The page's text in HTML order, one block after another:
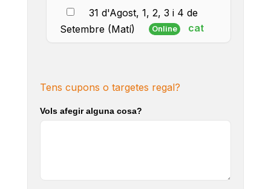
31 d'Agost, 1, 2, 3 i 4 de
Setembre (Matí)
Online cat
Tens cupons o targetes regal?
Vols afegir alguna cosa?